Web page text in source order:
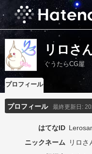
リロさ
ぐうたらCG屋
プロフィール
プロフィール 最終更新日:
はてなID
ニックネーム
リロさ